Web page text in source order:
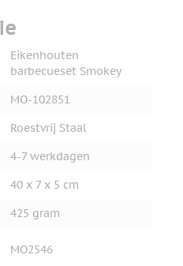
Eikenhouten
barbecueset Smokey
MO-102851
Roestvrij Staal
4-7 werkdagen
40 x 7 x 5 cm
425 gram
MO2546